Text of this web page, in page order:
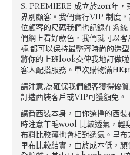
S. PREMIERE 成立於2011年
界別顧客。我們實行VIP 制度
位顧客的尺碼我們也記錄在系
們網上看好款色，我們就可以
褲,都可以保持最整齊時尚的造
將你的上班look交俾我地訂做
客人配搭服務。單次購物滿
請注意,為確保我們顧客獲得優
訂造西裝客戶或VIP可獲額免。
講番西裝本身，由你選擇的西
時注意羊毛wool 比較透氣，輕
布料比較薄也會相對透氣。里
里布比較結實，由於成本低，